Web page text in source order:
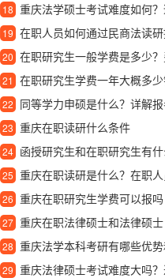
18 重庆法学硕士考试难度如何？
19 在职人员如何通过民商法读研
20 在职研究生一般学费是多少
21 在职研究生学费一年大概多少钱
22 同等学力申硕是什么？详解
23 重庆在职读研什么条件
24 函授研究生和在职研究生有什么区别？哪
25 重庆在职读研是什么？在职人
26 重庆在职研究生学费可以报吗
27 重庆在职法律硕士和法律硕士
28 重庆法学本科考研有哪些优势
29 重庆法律硕士考试难度大吗？